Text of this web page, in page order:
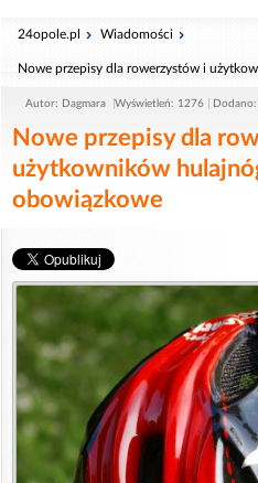
24opole.pl Wiadomości
Nowe przepisy dla rowerzystów i
Autor: Dagmara Wyświetleń: 1276
Nowe przepisy dla
użytkowników
obowiązkowe